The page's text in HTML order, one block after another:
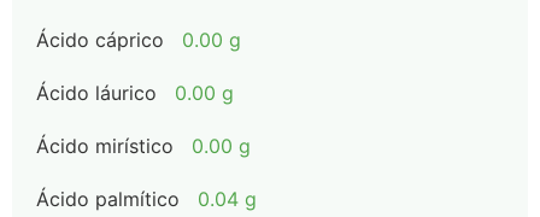
Ácido cáprico 0.00 g
Ácido láurico 0.00 g
Ácido mirístico 0.00 g
Ácido palmítico 0.04 g